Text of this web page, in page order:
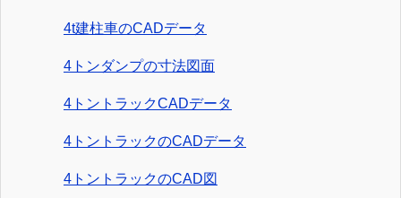
4t建柱車のCADデータ
4トンダンプの寸法図面
4トントラックCADデータ
4トントラックのCADデータ
4トントラックのCAD図